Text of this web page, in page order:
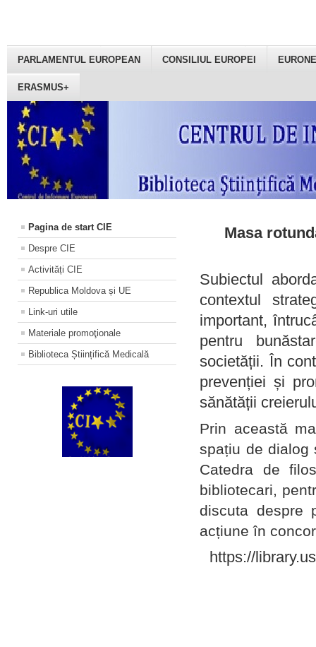
PARLAMENTUL EUROPEAN CONSILIUL EUROPEI
ERASMUS+
Pagina de start CIE
Despre CIE
Activități CIE
Republica Moldova și UE
Link-uri utile
Materiale promoţionale
Biblioteca Științifică Medicală
Masa
Subiectul
contextul
important,
pentru
societății. În
prevenției și
sănătății
Prin această
spațiu de dialog
Catedra de
bibliotecari,
discuta despre
acțiune în
https://